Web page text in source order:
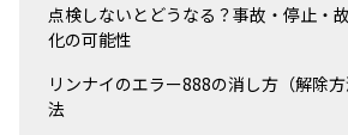
点検しないとどうなる？事故・停止・
化の可能性
リンナイのエラー888の消し方（解除
法